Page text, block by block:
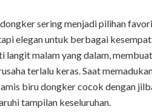
sering menjadi pilihan
elegan untuk berbagai
langit malam yang dalam,
terlalu keras. Saat
biru dongker cocok dengan
tampilan keseluruhan.